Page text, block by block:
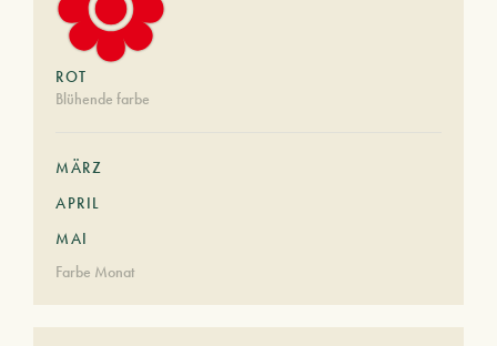
ROT
Blühende farbe
MÄRZ
APRIL
MAI
Farbe Monat